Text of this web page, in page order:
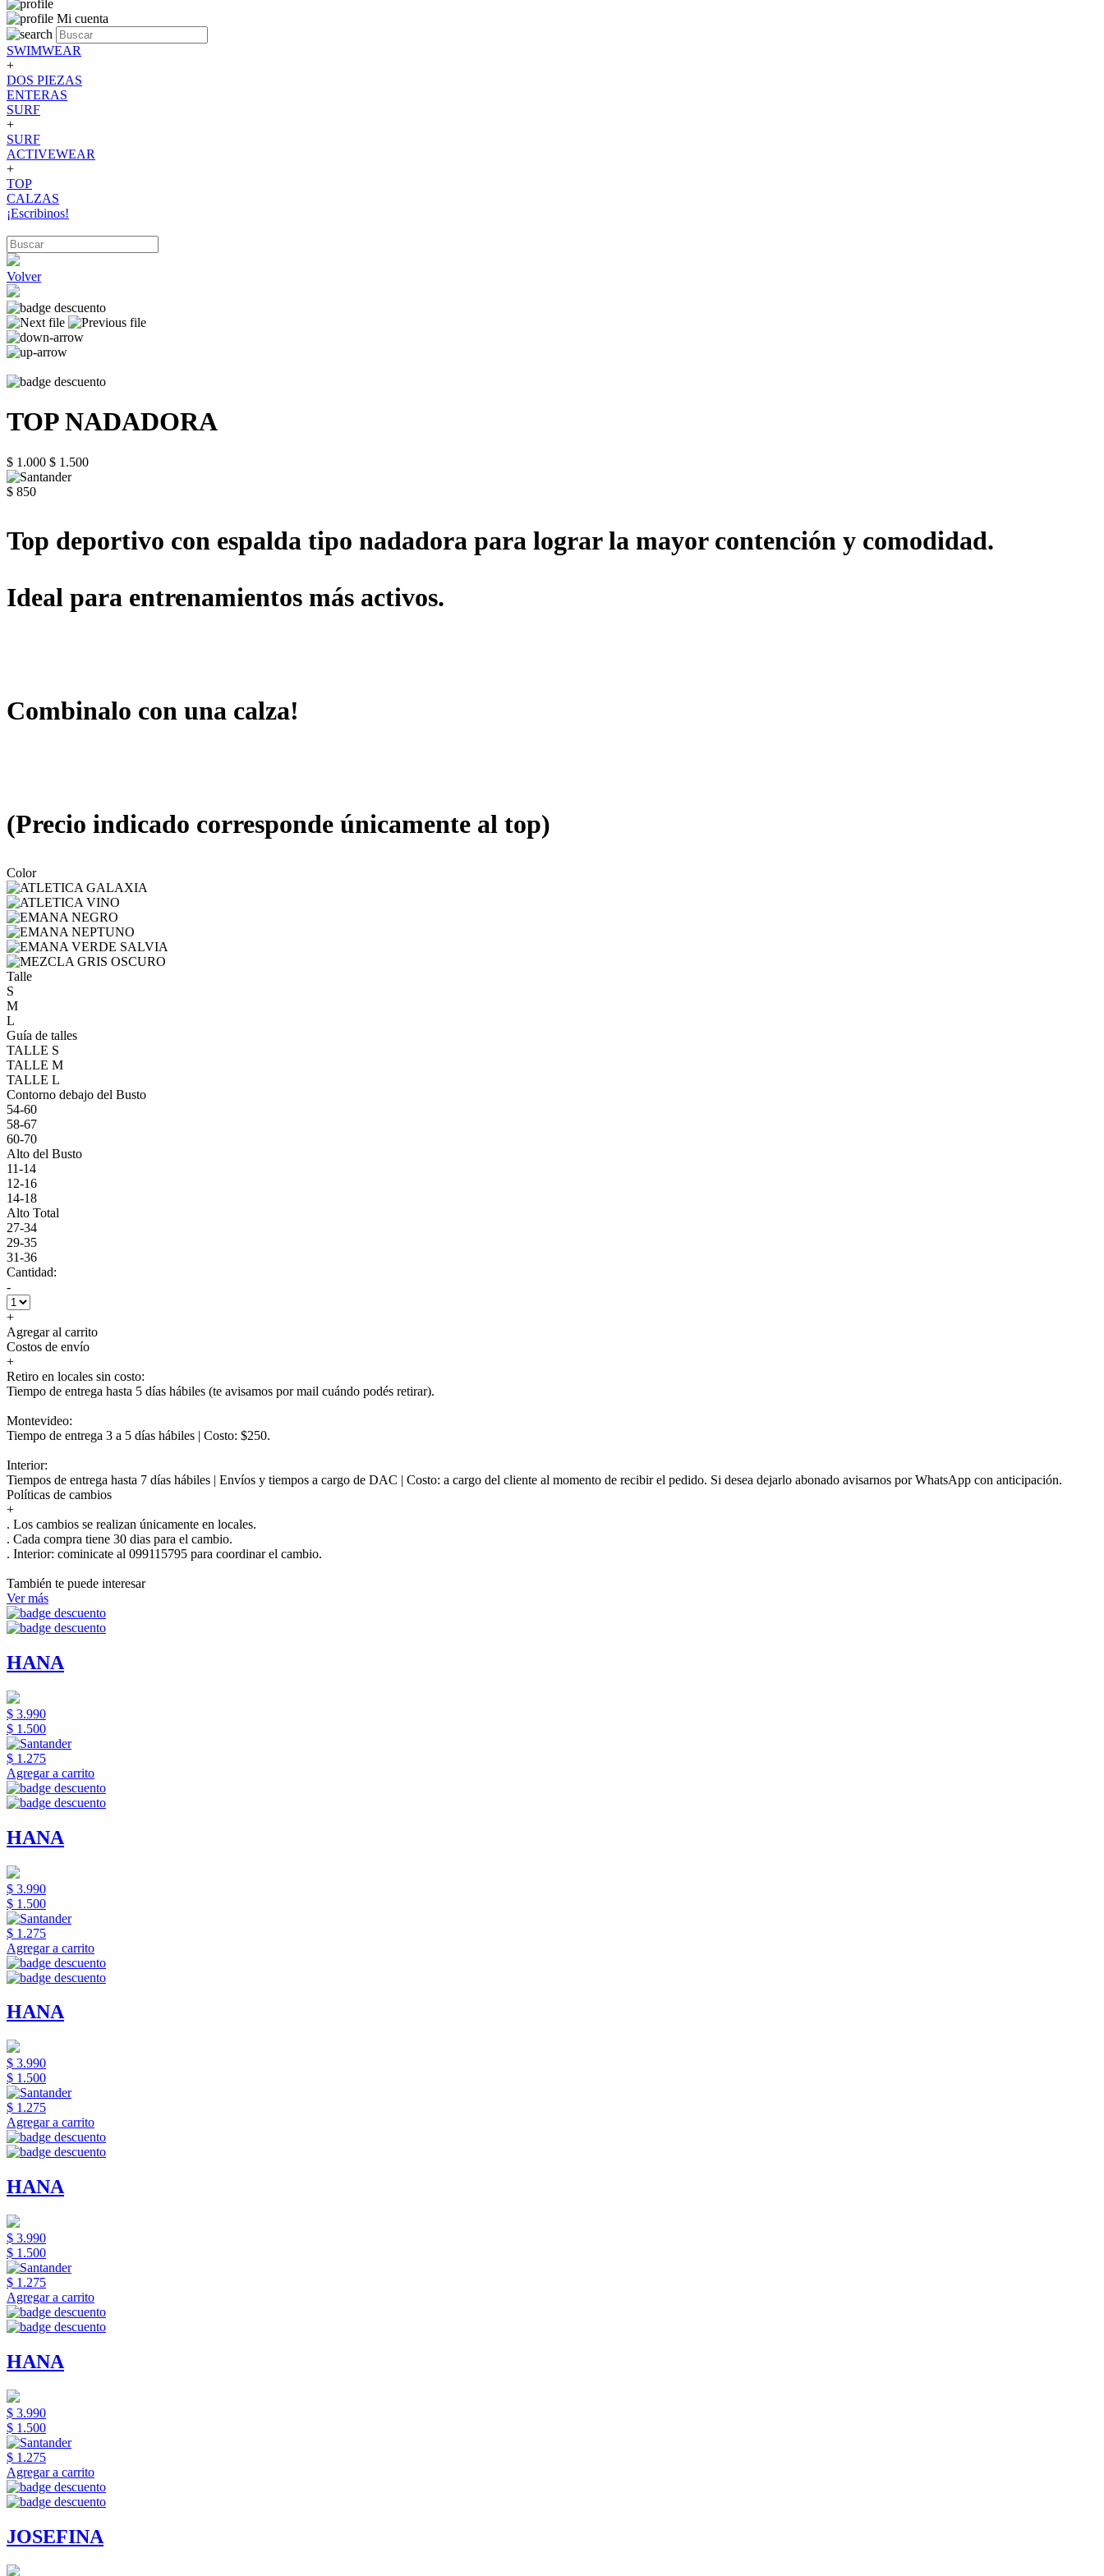
Mi cuenta
SWIMWEAR
+
DOS PIEZAS
ENTERAS
SURF
+
SURF
ACTIVEWEAR
+
TOP
CALZAS
¡Escribinos!
Volver
TOP NADADORA
$ 1.000 $ 1.500
$ 850
Top deportivo con espalda tipo nadadora para lograr la mayor contención y comodidad.
Ideal para entrenamientos más activos.
Combinalo con una calza!
(Precio indicado corresponde únicamente al top)
Color
Talle
S
M
L
Guía de talles
TALLE S
TALLE M
TALLE L
Contorno debajo del Busto
54-60
58-67
60-70
Alto del Busto
11-14
12-16
14-18
Alto Total
27-34
29-35
31-36
Cantidad:
-
+
Agregar al carrito
Costos de envío
+
Retiro en locales sin costo:
Tiempo de entrega hasta 5 días hábiles (te avisamos por mail cuándo podés retirar).
Montevideo:
Tiempo de entrega 3 a 5 días hábiles | Costo: $250.
Interior:
Tiempos de entrega hasta 7 días hábiles | Envíos y tiempos a cargo de DAC | Costo: a cargo del cliente al momento de recibir el pedido. Si desea dejarlo abonado avisarnos por WhatsApp con anticipación.
Políticas de cambios
+
. Los cambios se realizan únicamente en locales.
. Cada compra tiene 30 dias para el cambio.
. Interior: cominicate al 099115795 para coordinar el cambio.
También te puede interesar
Ver más
HANA
$ 3.990
$ 1.500
$ 1.275
Agregar a carrito
HANA
$ 3.990
$ 1.500
$ 1.275
Agregar a carrito
HANA
$ 3.990
$ 1.500
$ 1.275
Agregar a carrito
HANA
$ 3.990
$ 1.500
$ 1.275
Agregar a carrito
HANA
$ 3.990
$ 1.500
$ 1.275
Agregar a carrito
JOSEFINA